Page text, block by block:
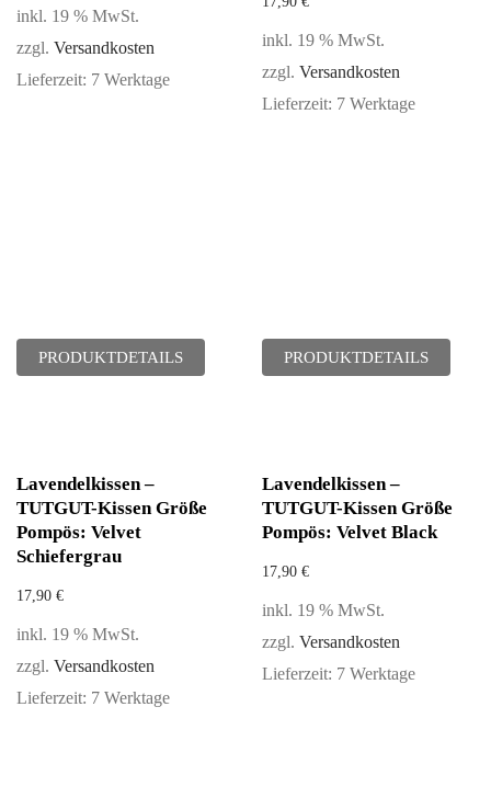
inkl. 19 % MwSt.
zzgl. Versandkosten
Lieferzeit: 7 Werktage
PRODUKTDETAILS
inkl. 19 % MwSt.
zzgl. Versandkosten
Lieferzeit: 7 Werktage
PRODUKTDETAILS
Lavendelkissen –
TUTGUT-Kissen Größe
Pompös: Velvet
Schiefergrau
17,90 €
inkl. 19 % MwSt.
zzgl. Versandkosten
Lieferzeit: 7 Werktage
Lavendelkissen –
TUTGUT-Kissen Größe
Pompös: Velvet Black
17,90 €
inkl. 19 % MwSt.
zzgl. Versandkosten
Lieferzeit: 7 Werktage